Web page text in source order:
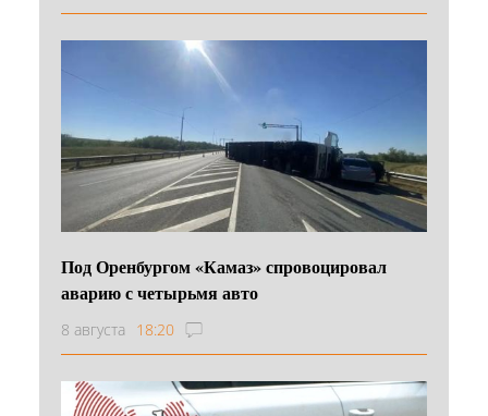
Под Оренбургом «Камаз» спровоцировал
аварию с четырьмя авто
8 августа 18:20